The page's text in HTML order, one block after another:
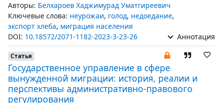
Авторы: Белхароев Хаджимурад Уматгиреевич
Ключевые слова: неурожаи, голод, недоедание,
экспорт хлеба, миграция населения
DOI: 10.18572/2071-1182-2023-3-23-26 Аннотация
Статья
Государственное управление в сфере
вынужденной миграции: история, реалии и
перспективы административно-правового
регулирования